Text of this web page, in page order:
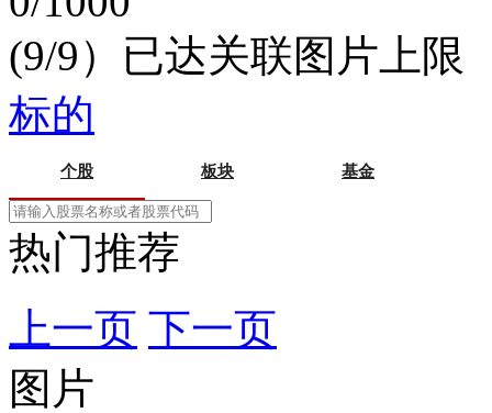
(9/9）已达关联图片上限
标的
个股 板块 基金
热门推荐
上一页 下一页
图片